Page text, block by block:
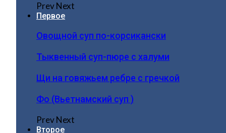
PrevNext
Первое
Овощной суп по-корсикански
Тыквенный суп-пюре с халуми
Щи на говяжьем ребре с гречкой
Фо (Вьетнамский суп )
PrevNext
Второе